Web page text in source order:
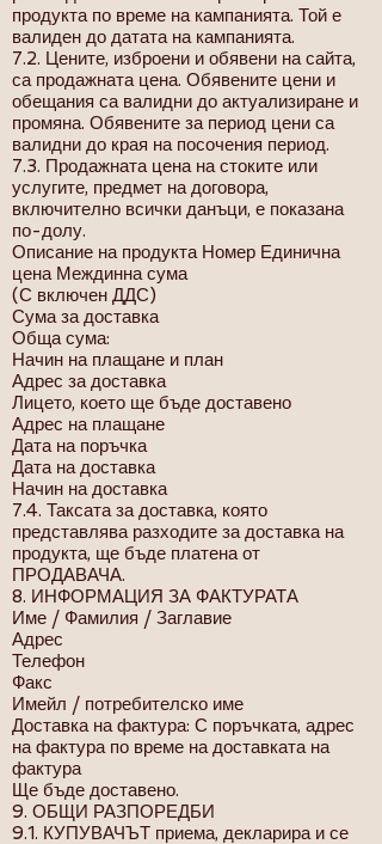
продукта по време на кампанията. Той е
валиден до датата на кампанията.
7.2. Цените, изброени и обявени на сайта,
са продажната цена. Обявените цени и
обещания са валидни до актуализиране и
промяна. Обявените за период цени са
валидни до края на посочения период.
7.3. Продажната цена на стоките или
услугите, предмет на договора,
включително всички данъци, е показана
по-долу.
Описание на продукта Номер Единична
цена Междинна сума
(С включен ДДС)
Сума за доставка
Обща сума:
Начин на плащане и план
Адрес за доставка
Лицето, което ще бъде доставено
Адрес на плащане
Дата на поръчка
Дата на доставка
Начин на доставка
7.4. Таксата за доставка, която
представлява разходите за доставка на
продукта, ще бъде платена от
ПРОДАВАЧА.
8. ИНФОРМАЦИЯ ЗА ФАКТУРАТА
Име / Фамилия / Заглавие
Адрес
Телефон
Факс
Имейл / потребителско име
Доставка на фактура: С поръчката, адрес
на фактура по време на доставката на
фактура
Ще бъде доставено.
9. ОБЩИ РАЗПОРЕДБИ
9.1. КУПУВАЧЪТ приема, декларира и се